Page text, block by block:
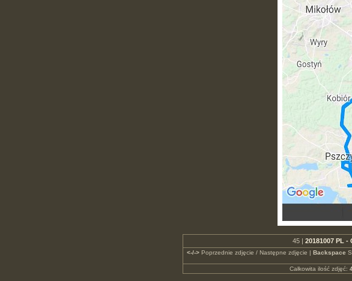
45 | 20181007 PL
<-/->Poprzednie zdjęcie / Następne zdjęcie | Backspace
Całkowita ilość zdjęć: